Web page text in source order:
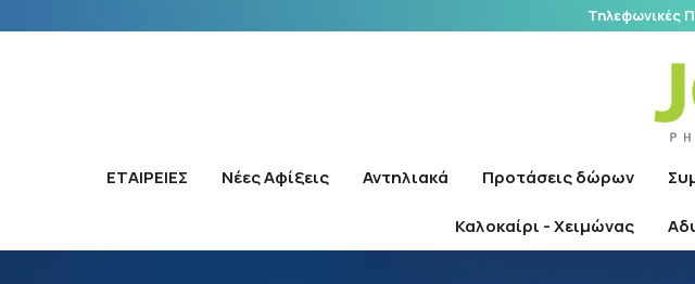
Τηλεφωνικές
ΕΤΑΙΡΕΙΕΣ Νέες Αφίξεις Αντηλιακά Προτάσεις δώρων
Καλοκαίρι - Χειμώνας